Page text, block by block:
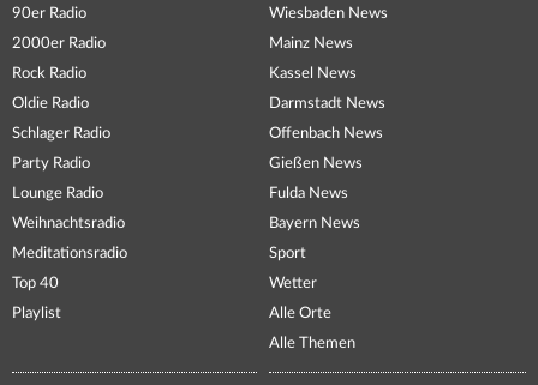
90er Radio
2000er Radio
Rock Radio
Oldie Radio
Schlager Radio
Party Radio
Lounge Radio
Weihnachtsradio
Meditationsradio
Top 40
Playlist
Wiesbaden News
Mainz News
Kassel News
Darmstadt News
Offenbach News
Gießen News
Fulda News
Bayern News
Sport
Wetter
Alle Orte
Alle Themen